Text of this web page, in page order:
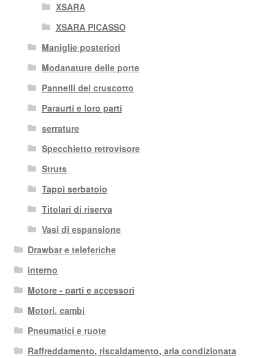
XSARA
XSARA PICASSO
Maniglie posteriori
Modanature delle porte
Pannelli del cruscotto
Paraurti e loro parti
serrature
Specchietto retrovisore
Struts
Tappi serbatoio
Titolari di riserva
Vasi di espansione
Drawbar e teleferiche
interno
Motore - parti e accessori
Motori, cambi
Pneumatici e ruote
Raffreddamento, riscaldamento, aria condizionata